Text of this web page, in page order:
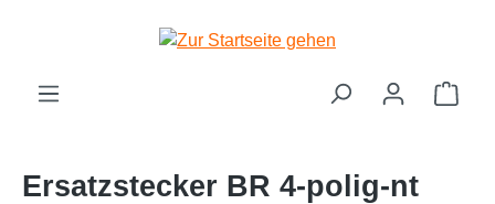
Zum Hauptinhalt springen
Ersatzstecker BR 4-polig-nt